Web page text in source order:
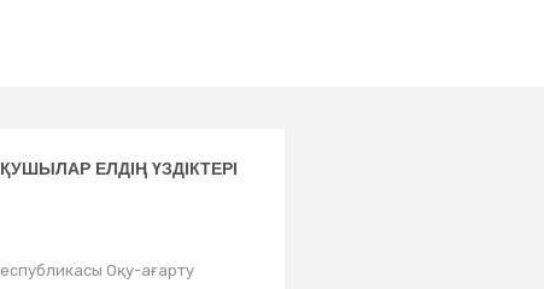
ЕЛДІҢ ҮЗДІКТЕРІ
Оқу-ағарту